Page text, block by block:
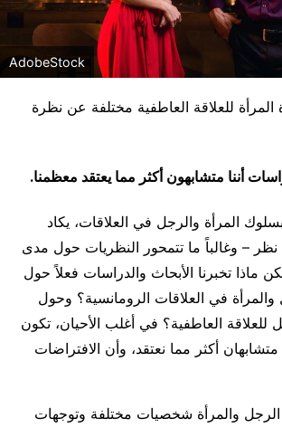
AdobeStock
للعلاقة العاطفية مختلفة عن نظرة
أننا متشابهون أكثر مما يعتقد معظمنا.
المرأة والرجل في العلاقات، يكاد
– وغالباً ما تتمحور النظريات حول مدى
ماذا تخبرنا الأبحاث والدراسات فعلاً حول
في العلاقات الرومانسية؟ وحول
للعلاقة العاطفية؟ في أغلب الأحيان، تكون
متشابهان أكثر مما نعتقد، وأن الافتراضات
والمرأة شخصيات مختلفة وتوجهات